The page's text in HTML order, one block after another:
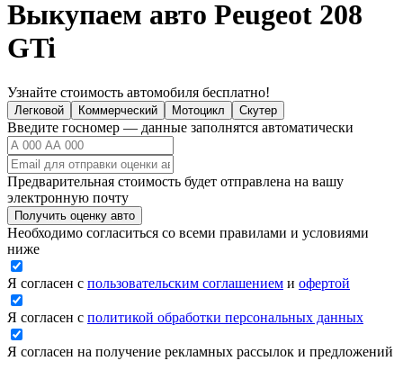
Выкупаем авто Peugeot 208
GTi
Узнайте стоимость автомобиля бесплатно!
Легковой Коммерческий Мотоцикл Скутер
Введите госномер — данные заполнятся автоматически
Предварительная стоимость будет отправлена на вашу
электронную почту
Получить оценку авто
Необходимо согласиться со всеми правилами и условиями
ниже
Я согласен с пользовательским соглашением и офертой
Я согласен с политикой обработки персональных данных
Я согласен на получение рекламных рассылок и предложений